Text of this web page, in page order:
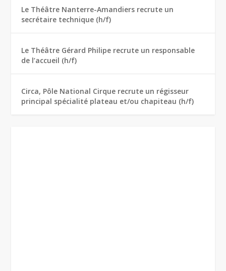
Le Théâtre Nanterre-Amandiers recrute un
secrétaire technique (h/f)
Le Théâtre Gérard Philipe recrute un responsable
de l’accueil (h/f)
Circa, Pôle National Cirque recrute un régisseur
principal spécialité plateau et/ou chapiteau (h/f)